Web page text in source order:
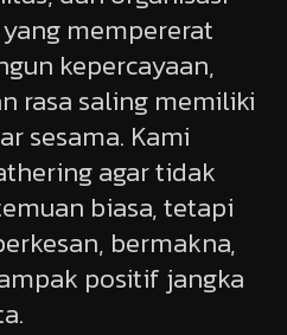
mempererat
kepercayaan,
rasa saling memiliki
sesama. Kami
agar tidak
biasa, tetapi
bermakna,
positif jangka